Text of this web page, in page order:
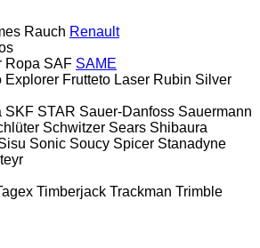
Rauch Renault
Ropa SAF SAME
Explorer Frutteto Laser Rubin Silver
SKF STAR Sauer-Danfoss Sauermann
Schwitzer Sears Shibaura
Sonic Soucy Spicer Stanadyne
Timberjack Trackman Trimble